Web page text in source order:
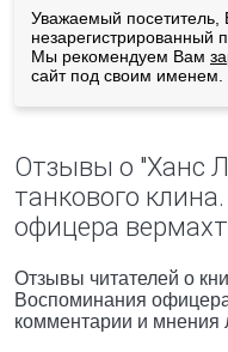
Уважаемый посетитель,
незарегистрированный
Мы рекомендуем Вам
сайт под своим именем.
Отзывы о "Ханс
танкового
офицера
Отзывы читателей о
Воспоминания
комментарии и мнения